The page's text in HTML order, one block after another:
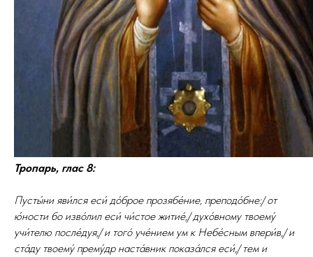
Тропарь, глас 8:
Пусты́ни яви́лся еси́ до́брое прозябе́ние, преподо́бне:/ от
ю́ности бо изво́лил еси́ чи́стое житие́,/ духо́вному твоему́
учи́телю после́дуя,/ и того́ уче́нием ум к Небе́сным впери́в,/ и
ста́ду твоему́ прему́др наста́вник показа́лся еси́,/ тем и